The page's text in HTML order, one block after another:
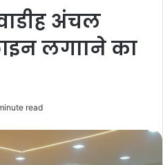
अंंचल
लगााने का
read